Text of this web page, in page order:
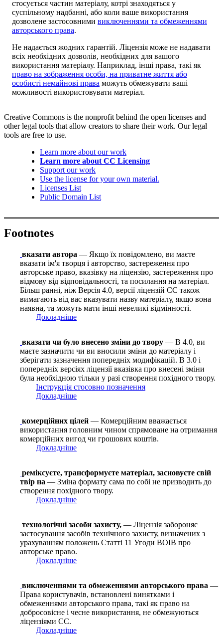
стосується частин матеріалу, котрі знаходяться у
суспільному надбанні, або коли ваше використання
дозволене застосовними виключеннями та обмеженнями
авторського права.
Не надається жодних гарантій. Ліцензія може не надавати
всіх необхідних дозволів, необхідних для вашого
використання матеріалу. Наприклад, інші права, такі як
право на зображення особи, на приватне життя або
особисті немайнові права можуть обмежувати ваші
можливості використовувати матеріал.
Creative Commons is the nonprofit behind the open licenses and
other legal tools that allow creators to share their work. Our legal
tools are free to use.
Learn more about our work
Learn more about CC Licensing
Support our work
Use the license for your own material.
Licenses List
Public Domain List
Footnotes
вказати автора — Якщо їх повідомлено, ви маєте
вказати ім'я творця і авторство, застереження про
авторське право, вказівку на ліцензію, застереження про
відмову від відповідальності, та посилання на матеріал.
Більш ранні, ніж Версія 4.0, версії ліцензій CC також
вимагають від вас вказувати назву матеріалу, якщо вона
наявна, та можуть мати інші невеликі відмінності.
Докладніше
вказати чи було внесено зміни до твору — В 4.0, ви
маєте зазначити чи ви вносили зміни до матеріалу і
зберігати зазначення попередніх модифікацій. В 3.0 і
попередніх версіях ліцензії вказівка про внесені зміни
була необхідною тільки у разі створення похідного твору.
Інструкція стосовно позначення
Докладніше
комерційних цілей — Комерційним вважається
використання головним чином спрямоване на отримання
комерційних вигод чи грошових коштів.
Докладніше
реміксуєте, трансформуєте матеріал, засновуєте свій
твір на — Зміна формату сама по собі не призводить до
створення похідного твору.
Докладніше
технологічні засоби захисту, — Ліцензія забороняє
застосування засобів технічного захисту, визначених з
урахуванням положень Статті 11 Угоди ВОІВ про
авторське право.
Докладніше
виключеннями та обмеженнями авторського права —
Права користувачів, встановлені винятками і
обмеженнями авторського права, такі як право на
добросовісне і чесне використання, не обмежуються
ліцензіями СС.
Докладніше